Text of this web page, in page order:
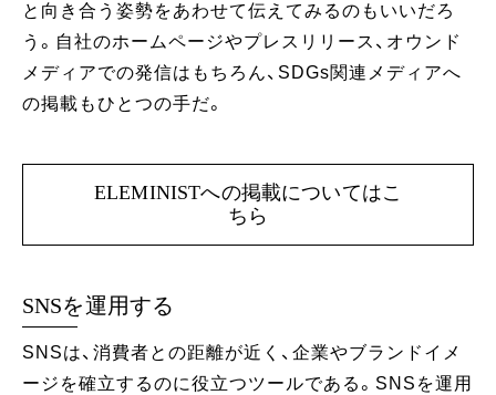
と向き合う姿勢をあわせて伝えてみるのもいいだろ
う。自社のホームページやプレスリリース、オウンド
メディアでの発信はもちろん、SDGs関連メディアへ
の掲載もひとつの手だ。
ELEMINISTへの掲載についてはこ
ちら
SNSを運用する
SNSは、消費者との距離が近く、企業やブランドイメ
ージを確立するのに役立つツールである。SNSを運用